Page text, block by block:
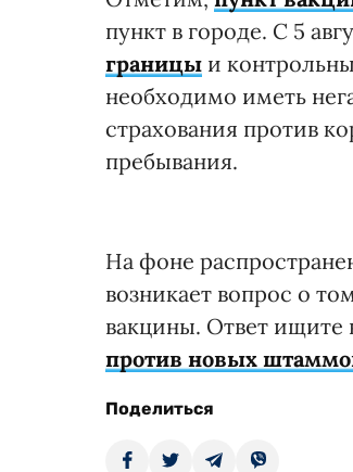
пункт в городе. С 5
границы и
необходимо иметь
страхования против
пребывания.
На фоне
возникает вопрос о
вакцины. Ответ ищите
против новых
Поделиться